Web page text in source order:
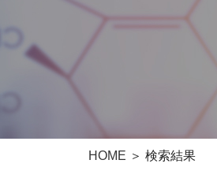
臨床
HOME ＞ 検索結果